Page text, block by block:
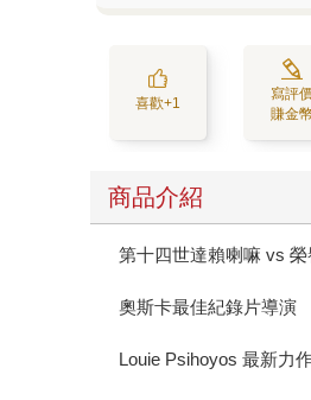
喜歡+1
寫評
賺金
商品介紹
第十四世達賴喇嘛 vs
奧斯卡最佳紀錄片導演
Louie Psihoyos 最新力